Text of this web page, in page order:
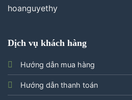
Dịch vụ khách hàng
Hướng dẫn mua hàng
Hướng dẫn thanh toán